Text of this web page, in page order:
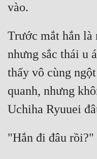
Trước mắt hắn là
nhưng sắc thái u
thấy vô cùng
quanh, nhưng